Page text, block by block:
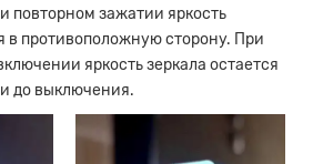
повторном зажатии яркость
в противоположную сторону. При
яркость зеркала остается
до выключения.